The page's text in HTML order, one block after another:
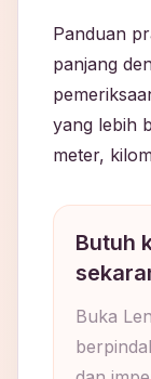
Panduan
panjang
yang lebih
meter,
Butuh
Buka